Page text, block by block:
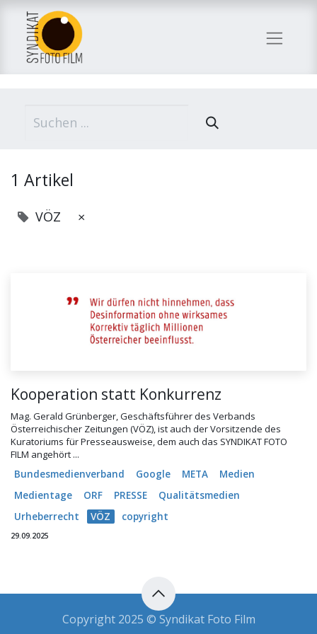
1 Artikel
VÖZ ×
Kooperation statt Konkurrenz
Mag. Gerald Grünberger, Geschäftsführer des Verbands
Österreichischer Zeitungen (VÖZ), ist auch der Vorsitzende des
Kuratoriums für Presseausweise, dem auch das SYNDIKAT FOTO
FILM angehört ...
Bundesmedienverband
Google META
Medien
Medientage
ORF PRESSE
Qualitätsmedien
Urheberrecht
VÖZ copyright
29.09.2025
Copyright 2025 © Syndikat Foto Film